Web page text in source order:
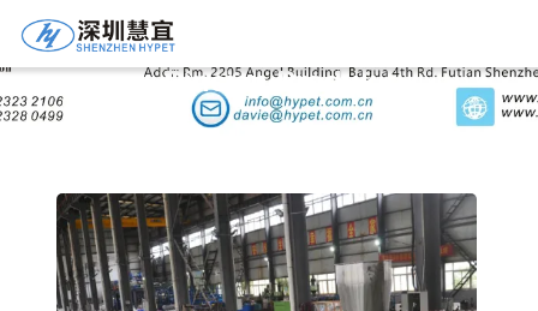
Rincian Produk